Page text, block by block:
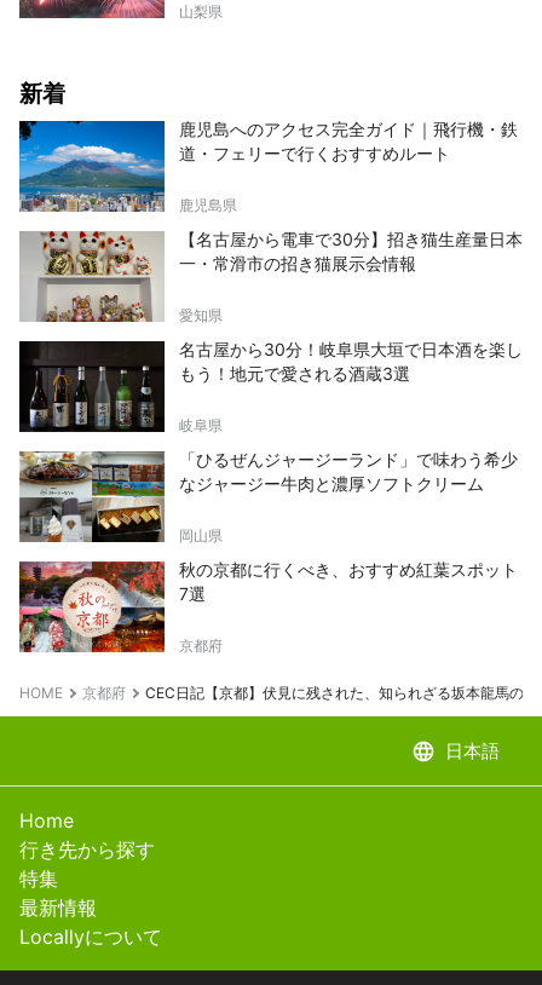
山梨県
新着
鹿児島へのアクセス完全ガイド｜飛行機・鉄
道・フェリーで行くおすすめルート
鹿児島県
【名古屋から電車で30分】招き猫生産量日本
一・常滑市の招き猫展示会情報
愛知県
名古屋から30分！岐阜県大垣で日本酒を楽し
もう！地元で愛される酒蔵3選
岐阜県
「ひるぜんジャージーランド」で味わう希少
なジャージー牛肉と濃厚ソフトクリーム
岡山県
秋の京都に行くべき、おすすめ紅葉スポット
7選
京都府
HOME 京都府 CEC日記【京都】伏見に残された、知られざる坂本龍馬の歴
language 日本語
Home
行き先から探す
特集
最新情報
Locallyについて